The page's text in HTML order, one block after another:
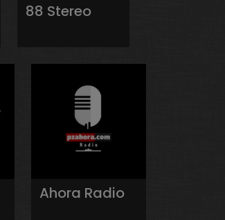
88 Stereo
Ahora Radio